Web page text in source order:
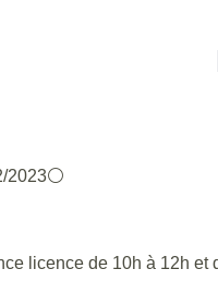
2023⚪
licence de 10h à 12h et